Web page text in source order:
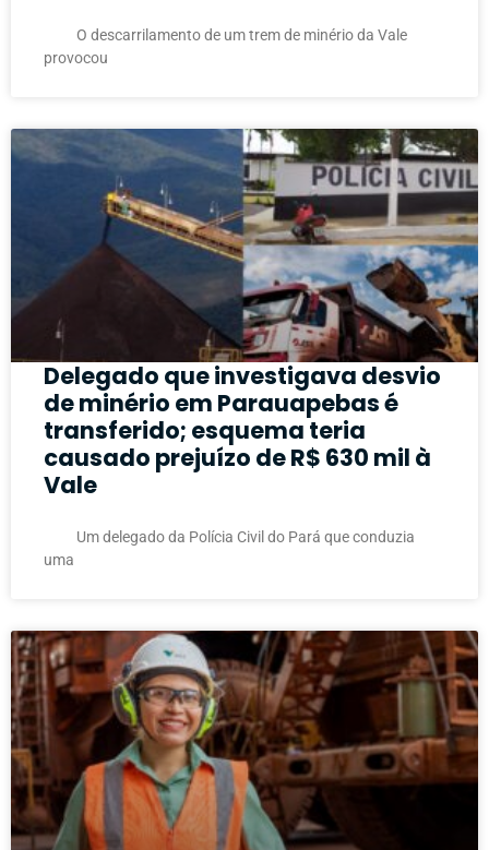
O descarrilamento de um trem de minério da Vale
provocou
Delegado que investigava desvio
de minério em Parauapebas é
transferido; esquema teria
causado prejuízo de R$ 630 mil à
Vale
Um delegado da Polícia Civil do Pará que conduzia
uma